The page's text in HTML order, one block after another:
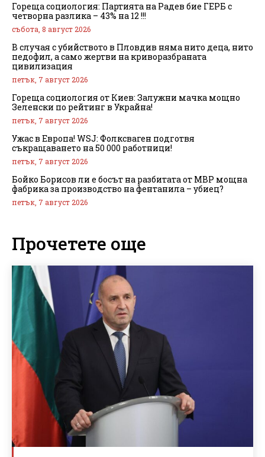
Гореща социология: Партията на Радев бие ГЕРБ с
четворна разлика – 43% на 12 !!!
събота, 8 август 2026
В случая с убийството в Пловдив няма нито деца, нито
педофил, а само жертви на криворазбраната
цивилизация
петък, 7 август 2026
Гореща социология от Киев: Залужни мачка мощно
Зеленски по рейтинг в Украйна!
петък, 7 август 2026
Ужас в Европа! WSJ: Фолксваген подготвя
съкращаването на 50 000 работници!
петък, 7 август 2026
Бойко Борисов ли е босът на разбитата от МВР мощна
фабрика за производство на фентанила – убиец?
петък, 7 август 2026
Прочетете още